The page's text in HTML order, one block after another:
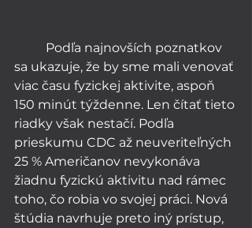
sa ukazuje, že by sme mali venovať
viac času fyzickej aktivite, aspoň
150 minút týždenne. Len čítať tieto
riadky však nestačí. Podľa
prieskumu CDC až neuveriteľných
25 % Američanov nevykonáva
žiadnu fyzickú aktivitu nad rámec
toho, čo robia vo svojej práci. Nová
štúdia navrhuje preto iný prístup,